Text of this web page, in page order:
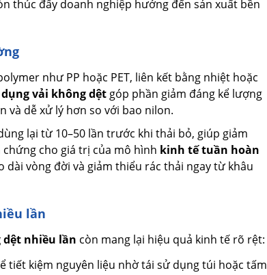
thúc đẩy doanh nghiệp hướng đến sản xuất bền
như PP hoặc PET, liên kết bằng nhiệt hoặc
vải không dệt góp phần giảm đáng kể lượng
và dễ xử lý hơn so với bao nilon.
lại từ 10–50 lần trước khi thải bỏ, giúp giảm
cho giá trị của mô hình kinh tế tuần hoàn
vòng đời và giảm thiểu rác thải ngay từ khâu
lần
nhiều lần còn mang lại hiệu quả kinh tế rõ rệt:
tiết kiệm nguyên liệu nhờ tái sử dụng túi hoặc tấm